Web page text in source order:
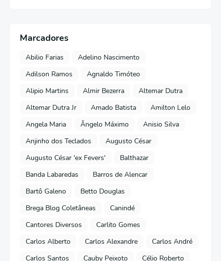
Marcadores
Abilio Farias
Adelino Nascimento
Adilson Ramos
Agnaldo Timóteo
Alipio Martins
Almir Bezerra
Altemar Dutra
Altemar Dutra Jr
Amado Batista
Amilton Lelo
Angela Maria
Ângelo Máximo
Anisio Silva
Anjinho dos Teclados
Augusto César
Augusto César 'ex Fevers'
Balthazar
Banda Labaredas
Barros de Alencar
Bartô Galeno
Betto Douglas
Brega Blog Coletâneas
Canindé
Cantores Diversos
Carlito Gomes
Carlos Alberto
Carlos Alexandre
Carlos André
Carlos Santos
Cauby Peixoto
Célio Roberto